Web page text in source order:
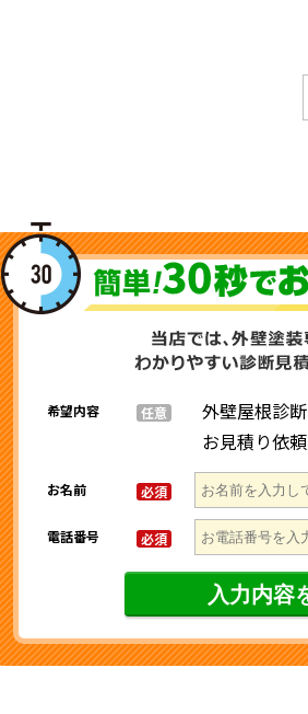
希望内容 任意 外壁屋根診断
お見積り依頼
お名前 必須
電話番号 必須